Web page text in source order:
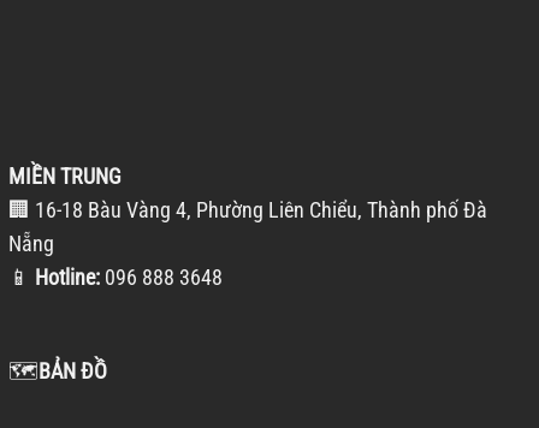
MIỀN TRUNG
🏢 16-18 Bàu Vàng 4, Phường Liên Chiểu, Thành phố Đà
Nẵng
📱 Hotline: 096 888 3648
🗺️BẢN ĐỒ